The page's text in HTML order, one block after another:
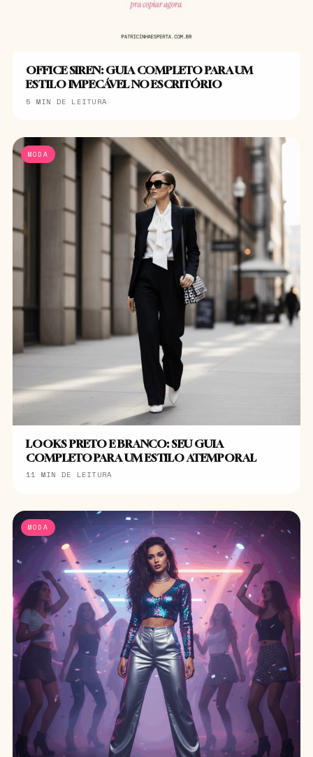
OFFICE SIREN: GUIA COMPLETO PARA UM
ESTILO IMPECÁVEL NO ESCRITÓRIO
5 MIN DE LEITURA
MODA
LOOKS PRETO E BRANCO: SEU GUIA
COMPLETO PARA UM ESTILO ATEMPORAL
11 MIN DE LEITURA
MODA